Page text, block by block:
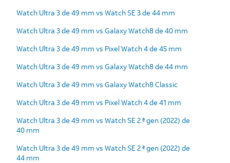
Watch Ultra 3 de 49 mm vs Watch SE 3 de 44 mm
Watch Ultra 3 de 49 mm vs Galaxy Watch8 de 40 mm
Watch Ultra 3 de 49 mm vs Pixel Watch 4 de 45 mm
Watch Ultra 3 de 49 mm vs Galaxy Watch8 de 44 mm
Watch Ultra 3 de 49 mm vs Galaxy Watch8 Classic
Watch Ultra 3 de 49 mm vs Pixel Watch 4 de 41 mm
Watch Ultra 3 de 49 mm vs Watch SE 2.ª gen (2022) de
40 mm
Watch Ultra 3 de 49 mm vs Watch SE 2.ª gen (2022) de
44 mm